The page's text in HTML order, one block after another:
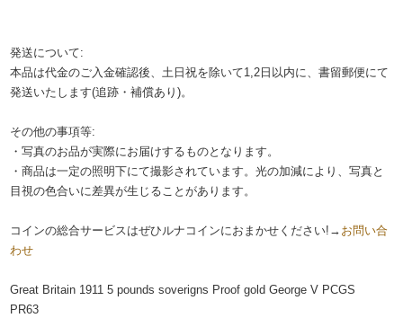
発送について:
本品は代金のご入金確認後、土日祝を除いて1,2日以内に、書留郵便にて
発送いたします(追跡・補償あり)。
その他の事項等:
・写真のお品が実際にお届けするものとなります。
・商品は一定の照明下にて撮影されています。光の加減により、写真と
目視の色合いに差異が生じることがあります。
コインの総合サービスはぜひルナコインにおまかせください!→ お問い合
わせ
Great Britain 1911 5 pounds soverigns Proof gold George V PCGS
PR63